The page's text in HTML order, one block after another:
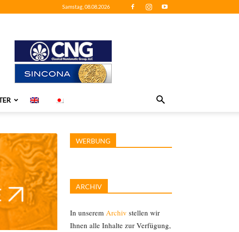
Samstag, 08.08.2026
WERBUNG
ARCHIV
In unserem Archiv stellen wir
Ihnen alle Inhalte zur Verfügung,